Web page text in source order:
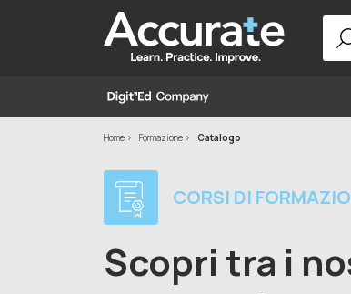
for:
Home Formazione Catalogo
CORSI DI
Scopri tra i